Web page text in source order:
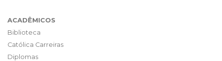
ACADÊMICOS
Biblioteca
Católica Carreiras
Diplomas